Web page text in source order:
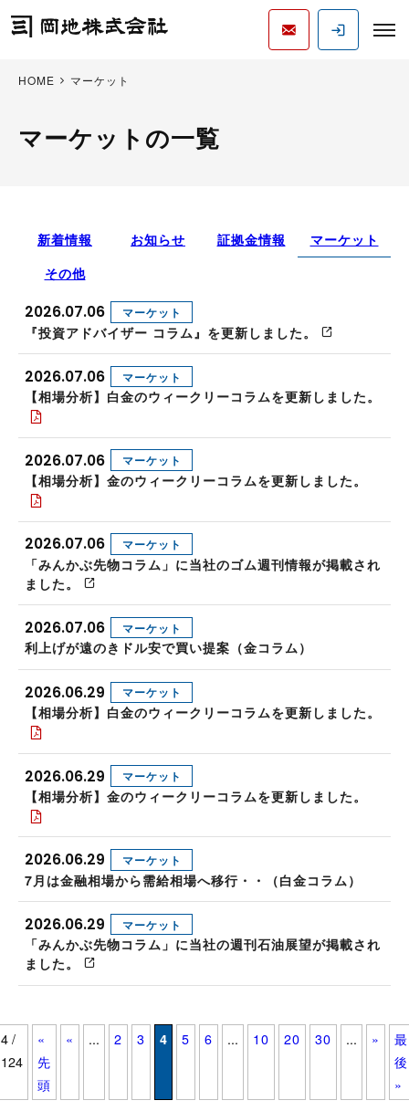
HOME マーケット
マーケットの一覧
新着情報 お知らせ 証拠金情報
マーケット
その他
2026.07.06 マーケット
『投資アドバイザー コラム』を更新しました。
2026.07.06 マーケット
【相場分析】白金のウィークリーコラムを更新しました。
2026.07.06 マーケット
【相場分析】金のウィークリーコラムを更新しました。
2026.07.06 マーケット
「みんかぶ先物コラム」に当社のゴム週刊情報が掲載され
ました。
2026.07.06 マーケット
利上げが遠のきドル安で買い提案（金コラム）
2026.06.29 マーケット
【相場分析】白金のウィークリーコラムを更新しました。
2026.06.29 マーケット
【相場分析】金のウィークリーコラムを更新しました。
2026.06.29 マーケット
7月は金融相場から需給相場へ移行・・（白金コラム）
2026.06.29 マーケット
「みんかぶ先物コラム」に当社の週刊石油展望が掲載され
ました。
4 /
124
«
先
頭
« ... 2 3 4 5 6 ... 10 20 30 ... »
最
後
»